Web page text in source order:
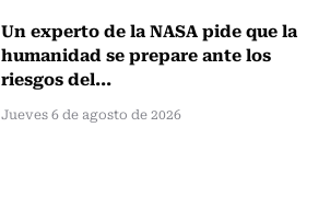
Un experto de la NASA pide que la
humanidad se prepare ante los
riesgos del...
Jueves 6 de agosto de 2026